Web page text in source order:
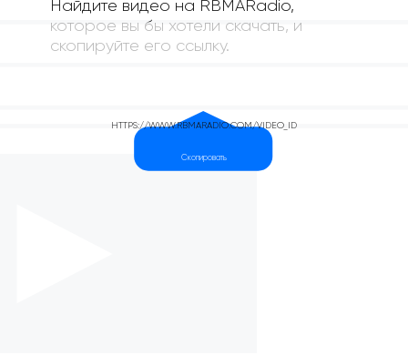
Найдите видео на RBMARadio,
которое вы бы хотели скачать, и
скопируйте его ссылку.